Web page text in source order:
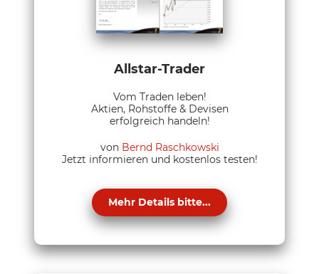
Allstar-Trader
Vom Traden leben!
Aktien, Rohstoffe & Devisen
erfolgreich handeln!
von Bernd Raschkowski
Jetzt informieren und kostenlos testen!
Mehr Details bitte...